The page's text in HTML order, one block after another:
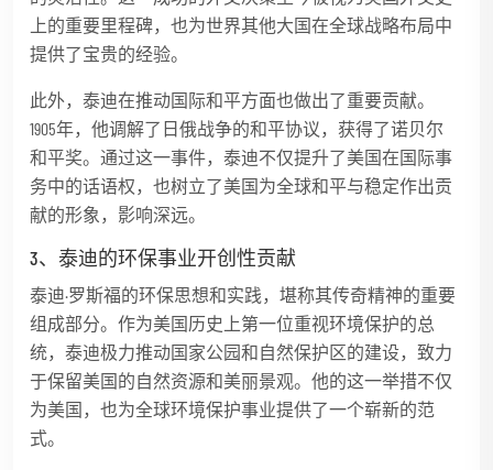
上的重要里程碑，也为世界其他大国在全球战略布局中
提供了宝贵的经验。
此外，泰迪在推动国际和平方面也做出了重要贡献。
1905年，他调解了日俄战争的和平协议，获得了诺贝尔
和平奖。通过这一事件，泰迪不仅提升了美国在国际事
务中的话语权，也树立了美国为全球和平与稳定作出贡
献的形象，影响深远。
3、泰迪的环保事业开创性贡献
泰迪·罗斯福的环保思想和实践，堪称其传奇精神的重要
组成部分。作为美国历史上第一位重视环境保护的总
统，泰迪极力推动国家公园和自然保护区的建设，致力
于保留美国的自然资源和美丽景观。他的这一举措不仅
为美国，也为全球环境保护事业提供了一个崭新的范
式。